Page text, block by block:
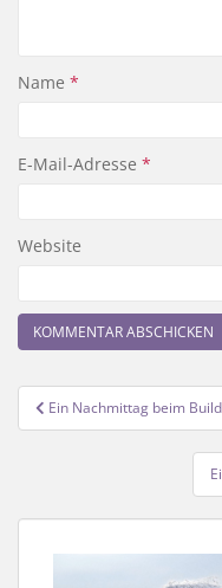
Name *
E-Mail-Adresse *
Website
Ein Nachmittag beim